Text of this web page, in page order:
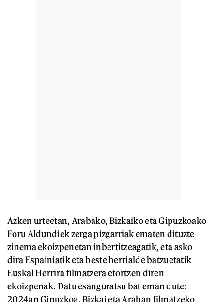
Azken urteetan, Arabako, Bizkaiko eta Gipuzkoako
Foru Aldundiek zerga pizgarriak ematen dituzte
zinema ekoizpenetan inbertitzeagatik, eta asko
dira Espainiatik eta beste herrialde batzuetatik
Euskal Herrira filmatzera etortzen diren
ekoizpenak. Datu esanguratsu bat eman dute:
2024an Gipuzkoa, Bizkai eta Araban filmatzeko